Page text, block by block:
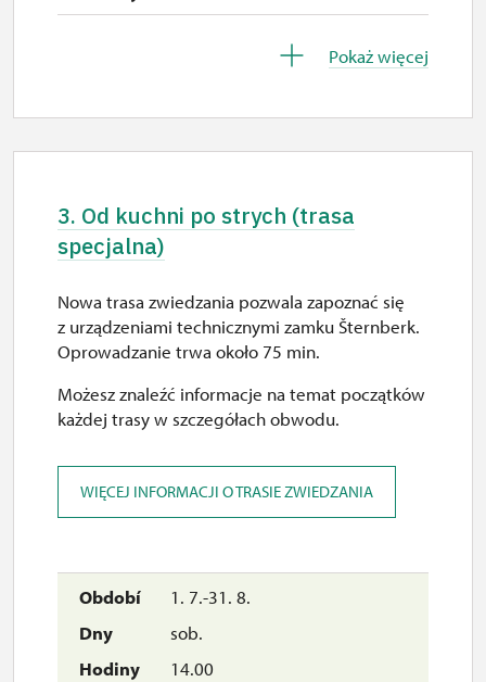
sob.
12. 12.
13. 12.
10.00 – 15.00
sob.
20. 12.
ndz.
10.00 – 15.00
Pokaż więcej
3. Od kuchni po strych (trasa
specjalna)
1. 7.-31. 8.
sob.
14.00
Nowa trasa zwiedzania pozwala zapoznać się
z urządzeniami technicznymi zamku Šternberk.
Oprowadzanie trwa około 75 min.
Możesz znaleźć informacje na temat początków
każdej trasy w szczegółach obwodu.
WIĘCEJ INFORMACJI O TRASIE ZWIEDZANIA